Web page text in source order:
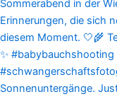
Sonnenuntergänge.